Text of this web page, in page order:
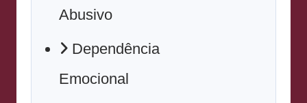
Abusivo
Dependência
Emocional